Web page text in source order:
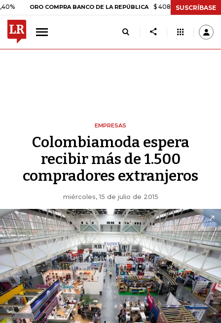
ORO COMPRA BANCO DE LA REPÚBLICA $ 408.498,97 +$ 8.753,81
SUSCRÍBASE
EMPRESAS
Colombiamoda espera
recibir más de 1.500
compradores extranjeros
miércoles, 15 de julio de 2015